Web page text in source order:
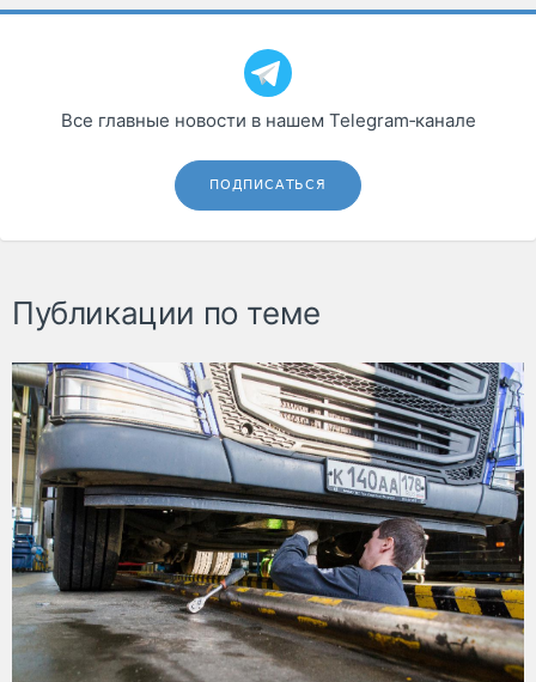
Все главные новости в нашем Telegram‑канале
ПОДПИСАТЬСЯ
Публикации по теме